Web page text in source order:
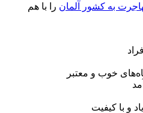
به کشور آلمان را با هم
خوب و معتبر
و با کیفیت